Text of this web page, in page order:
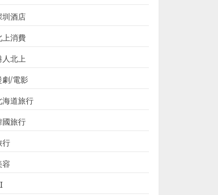
圳酒店
上消費
人北上
劇/電影
海道旅行
國旅行
行
容